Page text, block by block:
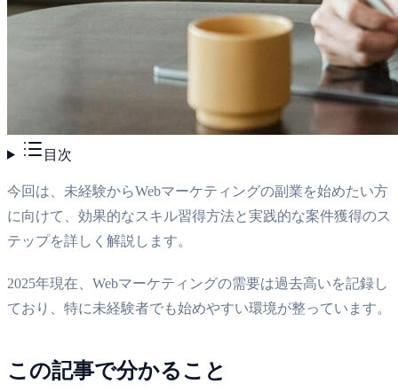
目次
今回は、未経験からWebマーケティングの副業を始めたい方
に向けて、効果的なスキル習得方法と実践的な案件獲得のス
テップを詳しく解説します。
2025年現在、Webマーケティングの需要は過去高いを記録し
ており、特に未経験者でも始めやすい環境が整っています。
この記事で分かること